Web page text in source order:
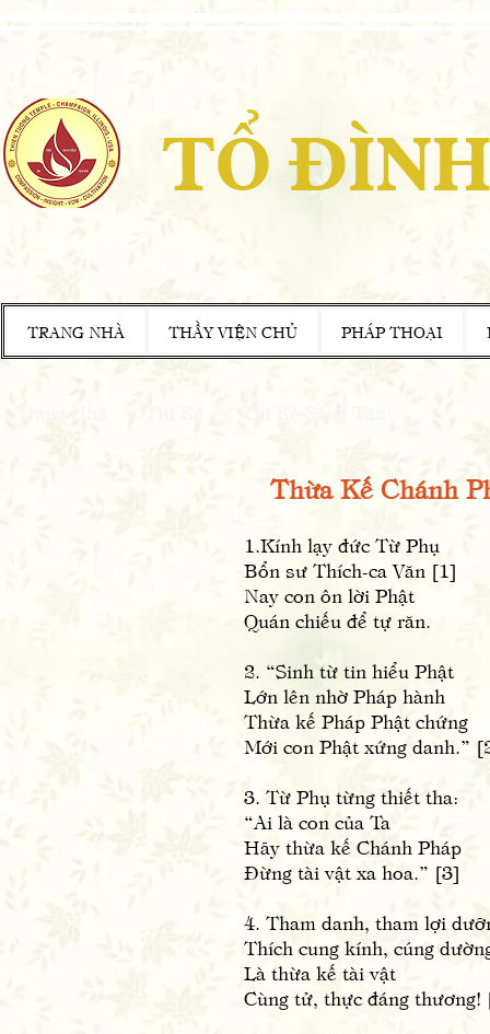
TỔ
TRANG NHÀ THẦY VIỆN CHỦ PHÁP THOẠI
Thừa Kế Chánh
1.Kính lạy đức Từ Phụ
Bổn sư Thích-ca Văn [1]
Nay con ôn lời Phật
Quán chiếu để tự răn.
2. “Sinh từ tin hiểu Phật
Lớn lên nhờ Pháp hành
Thừa kế Pháp Phật chứng
Mới con Phật xứng danh.”
3. Từ Phụ từng thiết tha:
“Ai là con của Ta
Hãy thừa kế Chánh Pháp
Đừng tài vật xa hoa.” [3]
4. Tham danh, tham lợi
Thích cung kính, cúng
Là thừa kế tài vật
Cùng tử, thực đáng thương!